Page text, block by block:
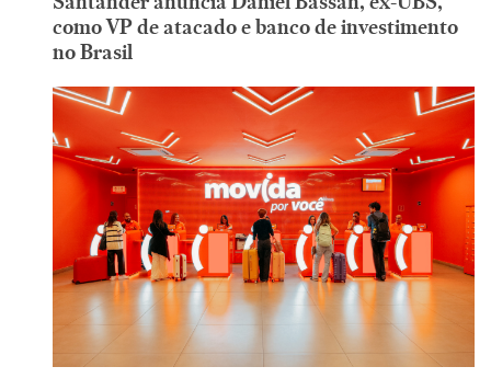
como VP de atacado e banco de investimento
no Brasil